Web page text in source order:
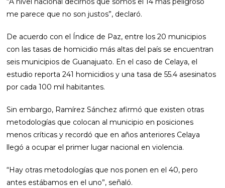
me parece que no son justos”, declaró.
De acuerdo con el Índice de Paz, entre los 20 municipios
con las tasas de homicidio más altas del país se encuentran
seis municipios de Guanajuato. En el caso de Celaya, el
estudio reporta 241 homicidios y una tasa de 55.4 asesinatos
por cada 100 mil habitantes.
Sin embargo, Ramírez Sánchez afirmó que existen otras
metodologías que colocan al municipio en posiciones
menos críticas y recordó que en años anteriores Celaya
llegó a ocupar el primer lugar nacional en violencia.
“Hay otras metodologías que nos ponen en el 40, pero
antes estábamos en el uno”, señaló.